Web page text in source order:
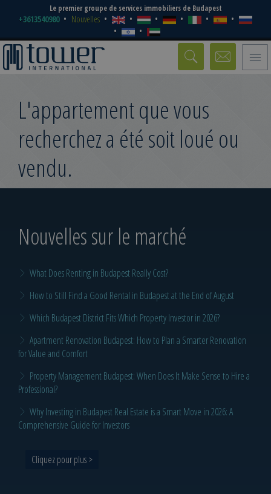
Le premier groupe de services immobiliers de Budapest
+3613540980 Nouvelles
Toggle
L'appartement que vous
recherchez a été soit loué ou
vendu.
Nouvelles sur le marché
What Does Renting in Budapest Really Cost?
How to Still Find a Good Rental in Budapest at the End of August
Which Budapest District Fits Which Property Investor in 2026?
Apartment Renovation Budapest: How to Plan a Smarter Renovation
for Value and Comfort
Property Management Budapest: When Does It Make Sense to Hire a
Professional?
Why Investing in Budapest Real Estate is a Smart Move in 2026: A
Comprehensive Guide for Investors
Cliquez pour plus >